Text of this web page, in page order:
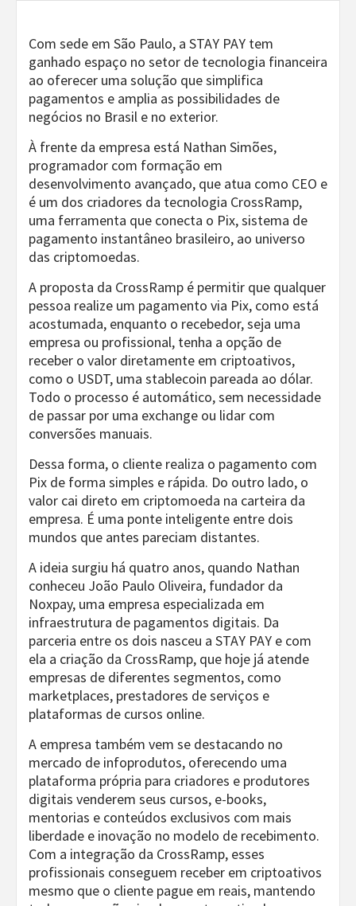
Com sede em São Paulo, a STAY PAY tem
ganhado espaço no setor de tecnologia financeira
ao oferecer uma solução que simplifica
pagamentos e amplia as possibilidades de
negócios no Brasil e no exterior.
À frente da empresa está Nathan Simões,
programador com formação em
desenvolvimento avançado, que atua como CEO e
é um dos criadores da tecnologia CrossRamp,
uma ferramenta que conecta o Pix, sistema de
pagamento instantâneo brasileiro, ao universo
das criptomoedas.
A proposta da CrossRamp é permitir que qualquer
pessoa realize um pagamento via Pix, como está
acostumada, enquanto o recebedor, seja uma
empresa ou profissional, tenha a opção de
receber o valor diretamente em criptoativos,
como o USDT, uma stablecoin pareada ao dólar.
Todo o processo é automático, sem necessidade
de passar por uma exchange ou lidar com
conversões manuais.
Dessa forma, o cliente realiza o pagamento com
Pix de forma simples e rápida. Do outro lado, o
valor cai direto em criptomoeda na carteira da
empresa. É uma ponte inteligente entre dois
mundos que antes pareciam distantes.
A ideia surgiu há quatro anos, quando Nathan
conheceu João Paulo Oliveira, fundador da
Noxpay, uma empresa especializada em
infraestrutura de pagamentos digitais. Da
parceria entre os dois nasceu a STAY PAY e com
ela a criação da CrossRamp, que hoje já atende
empresas de diferentes segmentos, como
marketplaces, prestadores de serviços e
plataformas de cursos online.
A empresa também vem se destacando no
mercado de infoprodutos, oferecendo uma
plataforma própria para criadores e produtores
digitais venderem seus cursos, e-books,
mentorias e conteúdos exclusivos com mais
liberdade e inovação no modelo de recebimento.
Com a integração da CrossRamp, esses
profissionais conseguem receber em criptoativos
mesmo que o cliente pague em reais, mantendo